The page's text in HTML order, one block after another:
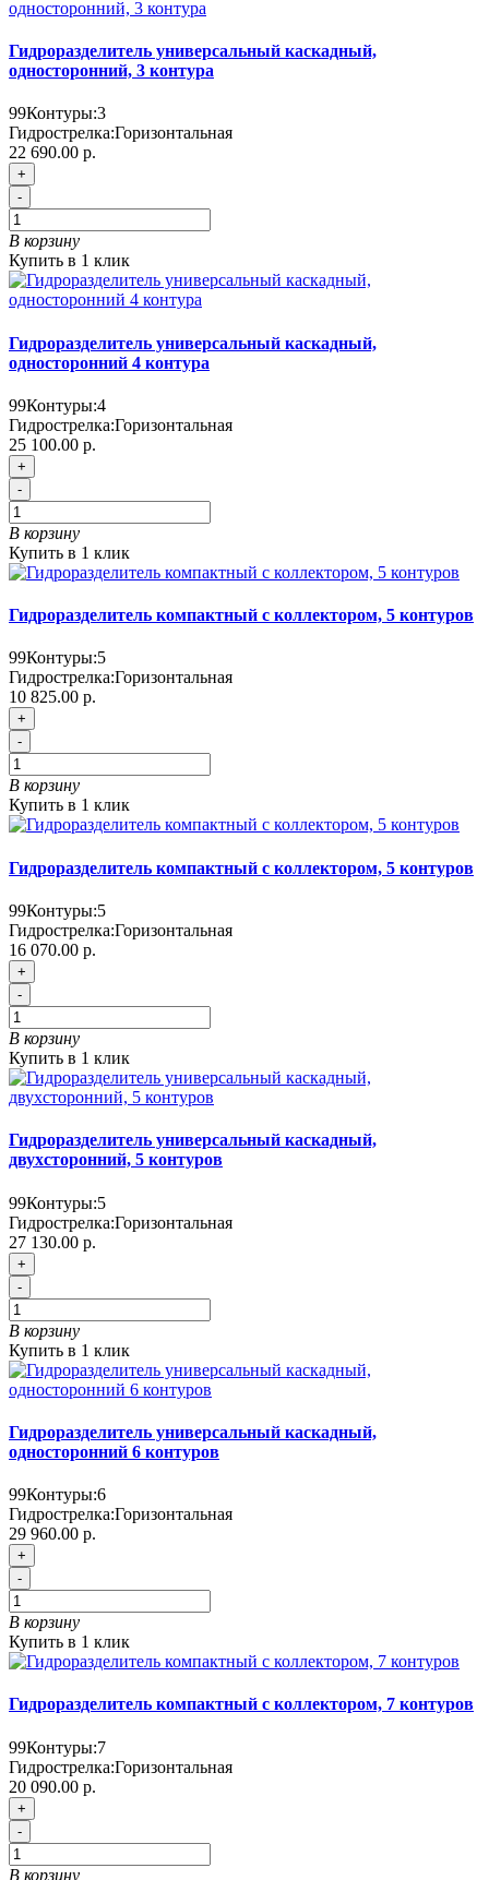
Гидроразделитель универсальный каскадный,
односторонний, 3 контура
99Контуры:3
Гидрострелка:Горизонтальная
22 690.00 р.
+
-
В корзину
Купить в 1 клик
Гидроразделитель универсальный каскадный,
односторонний 4 контура
99Контуры:4
Гидрострелка:Горизонтальная
25 100.00 р.
+
-
В корзину
Купить в 1 клик
Гидроразделитель компактный с коллектором, 5 контуров
99Контуры:5
Гидрострелка:Горизонтальная
10 825.00 р.
+
-
В корзину
Купить в 1 клик
Гидроразделитель компактный с коллектором, 5 контуров
99Контуры:5
Гидрострелка:Горизонтальная
16 070.00 р.
+
-
В корзину
Купить в 1 клик
Гидроразделитель универсальный каскадный,
двухсторонний, 5 контуров
99Контуры:5
Гидрострелка:Горизонтальная
27 130.00 р.
+
-
В корзину
Купить в 1 клик
Гидроразделитель универсальный каскадный,
односторонний 6 контуров
99Контуры:6
Гидрострелка:Горизонтальная
29 960.00 р.
+
-
В корзину
Купить в 1 клик
Гидроразделитель компактный с коллектором, 7 контуров
99Контуры:7
Гидрострелка:Горизонтальная
20 090.00 р.
+
-
В корзину